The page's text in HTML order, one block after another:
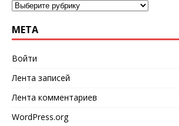
МЕТА
Войти
Лента записей
Лента комментариев
WordPress.org